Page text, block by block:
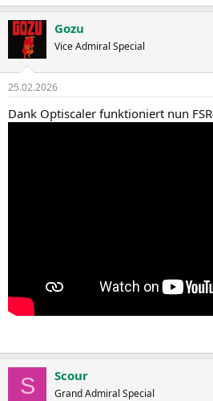
Gozu
Vice Admiral Special
25.02.2026
Dank Optiscaler funktioniert nun
S Scour
Grand Admiral Special